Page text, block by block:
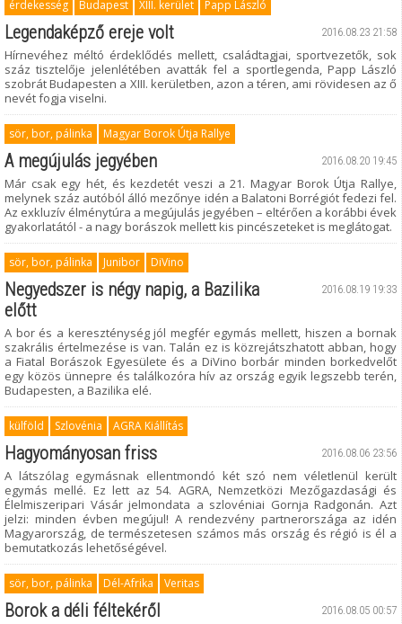
érdekesség Budapest XIII. kerület Papp László
2016.08.23 21:58
Legendaképző ereje volt
Hírnevéhez méltó érdeklődés mellett, családtagjai, sportvezetők, sok
száz tisztelője jelenlétében avatták fel a sportlegenda, Papp László
szobrát Budapesten a XIII. kerületben, azon a téren, ami rövidesen az ő
nevét fogja viselni.
sör, bor, pálinka Magyar Borok Útja Rallye
2016.08.20 19:45
A megújulás jegyében
Már csak egy hét, és kezdetét veszi a 21. Magyar Borok Útja Rallye,
melynek száz autóból álló mezőnye idén a Balatoni Borrégiót fedezi fel.
Az exkluzív élménytúra a megújulás jegyében – eltérően a korábbi évek
gyakorlatától - a nagy borászok mellett kis pincészeteket is meglátogat.
sör, bor, pálinka Junibor DiVino
2016.08.19 19:33
Negyedszer is négy napig, a Bazilika
előtt
A bor és a kereszténység jól megfér egymás mellett, hiszen a bornak
szakrális értelmezése is van. Talán ez is közrejátszhatott abban, hogy
a Fiatal Borászok Egyesülete és a DiVino borbár minden borkedvelőt
egy közös ünnepre és találkozóra hív az ország egyik legszebb terén,
Budapesten, a Bazilika elé.
külföld Szlovénia AGRA Kiállítás
2016.08.06 23:56
Hagyományosan friss
A látszólag egymásnak ellentmondó két szó nem véletlenül került
egymás mellé. Ez lett az 54. AGRA, Nemzetközi Mezőgazdasági és
Élelmiszeripari Vásár jelmondata a szlovéniai Gornja Radgonán. Azt
jelzi: minden évben megújul! A rendezvény partnerországa az idén
Magyarország, de természetesen számos más ország és régió is él a
bemutatkozás lehetőségével.
sör, bor, pálinka Dél-Afrika Veritas
2016.08.05 00:57
Borok a déli féltekéről